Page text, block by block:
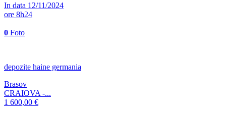
In data 12/11/2024
ore 8h24
0 Foto
depozite haine germania
Brasov
CRAIOVA -...
1 600,00 €